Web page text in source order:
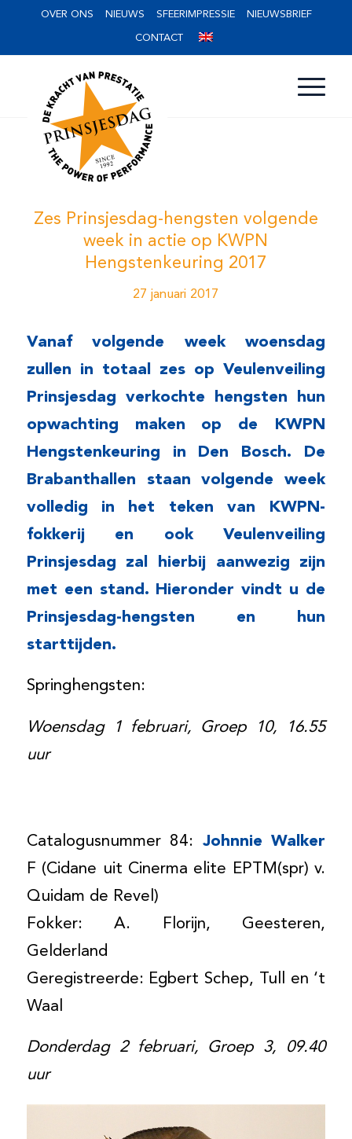
OVER ONS NIEUWS SFEERIMPRESSIE NIEUWSBRIEF
CONTACT
Zes Prinsjesdag-hengsten volgende
week in actie op KWPN
Hengstenkeuring 2017
27 januari 2017
Vanaf volgende week woensdag
zullen in totaal zes op Veulenveiling
Prinsjesdag verkochte hengsten hun
opwachting maken op de KWPN
Hengstenkeuring in Den Bosch. De
Brabanthallen staan volgende week
volledig in het teken van KWPN-
fokkerij en ook Veulenveiling
Prinsjesdag zal hierbij aanwezig zijn
met een stand. Hieronder vindt u de
Prinsjesdag-hengsten en hun
starttijden.
Springhengsten:
Woensdag 1 februari, Groep 10, 16.55
uur
Catalogusnummer 84: Johnnie Walker
F (Cidane uit Cinerma elite EPTM(spr) v.
Quidam de Revel)
Fokker: A. Florijn, Geesteren,
Gelderland
Geregistreerde: Egbert Schep, Tull en ‘t
Waal
Donderdag 2 februari, Groep 3, 09.40
uur